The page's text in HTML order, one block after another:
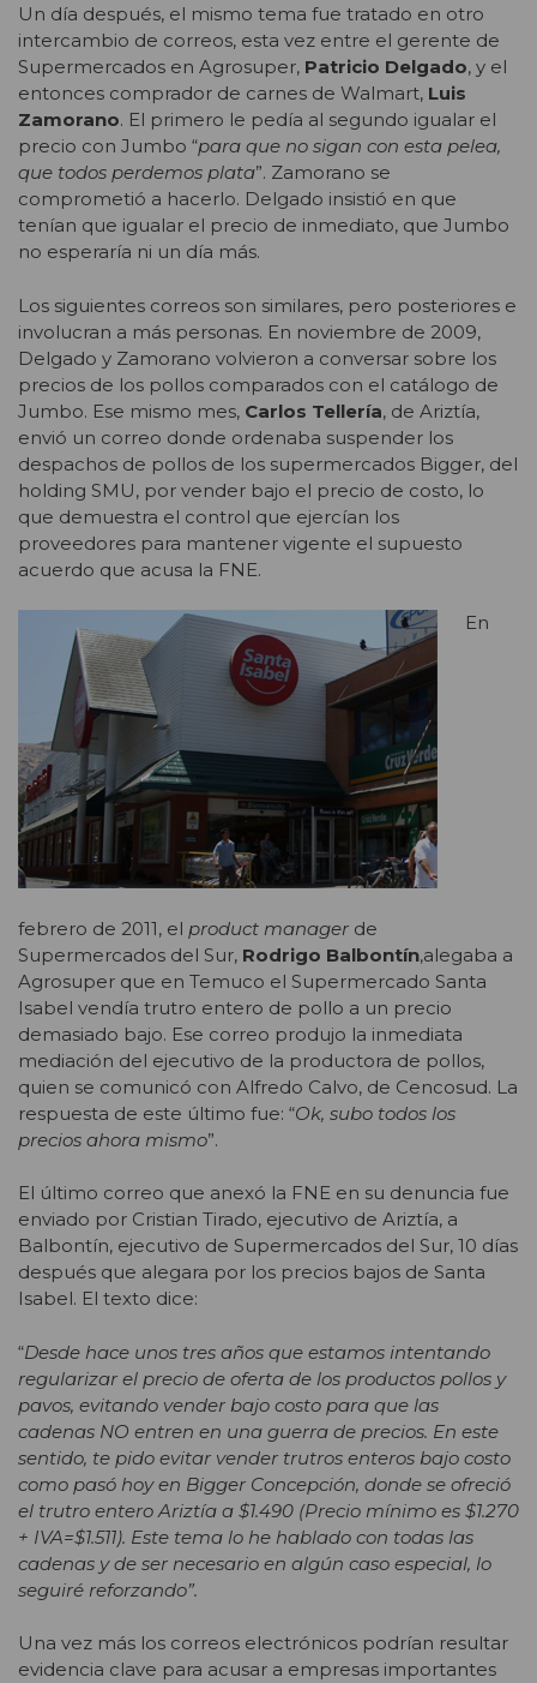
Un día después, el mismo tema fue tratado en otro
intercambio de correos, esta vez entre el gerente de
Supermercados en Agrosuper, Patricio Delgado, y el
entonces comprador de carnes de Walmart, Luis
Zamorano. El primero le pedía al segundo igualar el
precio con Jumbo “para que no sigan con esta pelea,
que todos perdemos plata”. Zamorano se
comprometió a hacerlo. Delgado insistió en que
tenían que igualar el precio de inmediato, que Jumbo
no esperaría ni un día más.
Los siguientes correos son similares, pero posteriores e
involucran a más personas. En noviembre de 2009,
Delgado y Zamorano volvieron a conversar sobre los
precios de los pollos comparados con el catálogo de
Jumbo. Ese mismo mes, Carlos Tellería, de Ariztía,
envió un correo donde ordenaba suspender los
despachos de pollos de los supermercados Bigger, del
holding SMU, por vender bajo el precio de costo, lo
que demuestra el control que ejercían los
proveedores para mantener vigente el supuesto
acuerdo que acusa la FNE.
En
febrero de 2011, el product manager de
Supermercados del Sur, Rodrigo Balbontín,alegaba a
Agrosuper que en Temuco el Supermercado Santa
Isabel vendía trutro entero de pollo a un precio
demasiado bajo. Ese correo produjo la inmediata
mediación del ejecutivo de la productora de pollos,
quien se comunicó con Alfredo Calvo, de Cencosud. La
respuesta de este último fue: “Ok, subo todos los
precios ahora mismo”.
El último correo que anexó la FNE en su denuncia fue
enviado por Cristian Tirado, ejecutivo de Ariztía, a
Balbontín, ejecutivo de Supermercados del Sur, 10 días
después que alegara por los precios bajos de Santa
Isabel. El texto dice:
“Desde hace unos tres años que estamos intentando
regularizar el precio de oferta de los productos pollos y
pavos, evitando vender bajo costo para que las
cadenas NO entren en una guerra de precios. En este
sentido, te pido evitar vender trutros enteros bajo costo
como pasó hoy en Bigger Concepción, donde se ofreció
el trutro entero Ariztía a $1.490 (Precio mínimo es $1.270
+ IVA=$1.511). Este tema lo he hablado con todas las
cadenas y de ser necesario en algún caso especial, lo
seguiré reforzando”.
Una vez más los correos electrónicos podrían resultar
evidencia clave para acusar a empresas importantes